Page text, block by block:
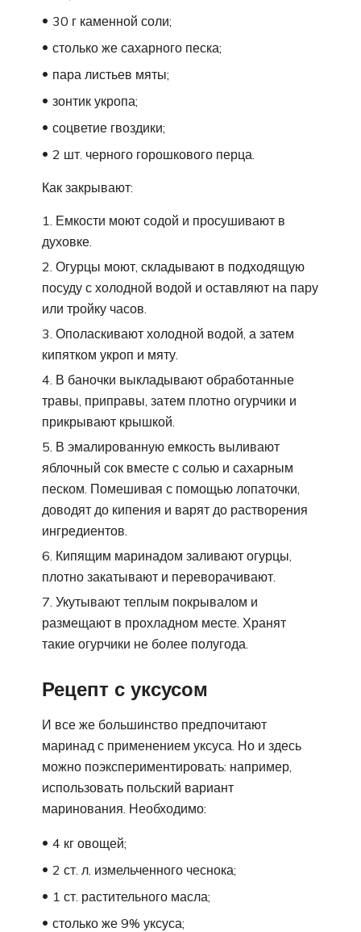
30 г каменной соли;
столько же сахарного песка;
пара листьев мяты;
зонтик укропа;
соцветие гвоздики;
2 шт. черного горошкового перца.
Как закрывают:
Емкости моют содой и просушивают в
духовке.
Огурцы моют, складывают в подходящую
посуду с холодной водой и оставляют на пару
или тройку часов.
Ополаскивают холодной водой, а затем
кипятком укроп и мяту.
В баночки выкладывают обработанные
травы, приправы, затем плотно огурчики и
прикрывают крышкой.
В эмалированную емкость выливают
яблочный сок вместе с солью и сахарным
песком. Помешивая с помощью лопаточки,
доводят до кипения и варят до растворения
ингредиентов.
Кипящим маринадом заливают огурцы,
плотно закатывают и переворачивают.
Укутывают теплым покрывалом и
размещают в прохладном месте. Хранят
такие огурчики не более полугода.
Рецепт с уксусом
И все же большинство предпочитают
маринад с применением уксуса. Но и здесь
можно поэкспериментировать: например,
использовать польский вариант
маринования. Необходимо:
4 кг овощей;
2 ст. л. измельченного чеснока;
1 ст. растительного масла;
столько же 9% уксуса;